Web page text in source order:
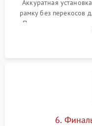
Аккуратная
рамку без перекосов
Подключение
Сброс настроек и
6.